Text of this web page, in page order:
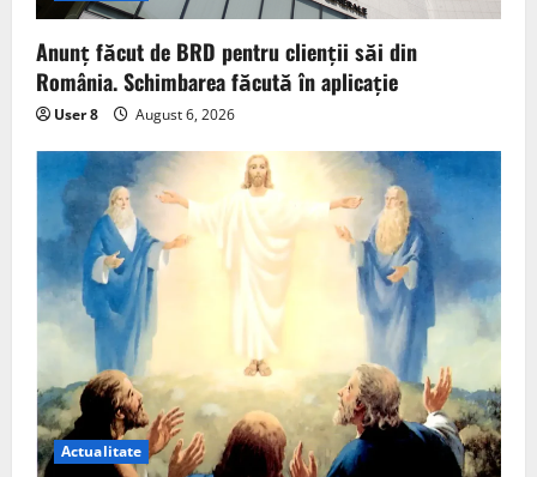
Anunț făcut de BRD pentru clienții săi din
România. Schimbarea făcută în aplicație
User 8 August 6, 2026
Actualitate